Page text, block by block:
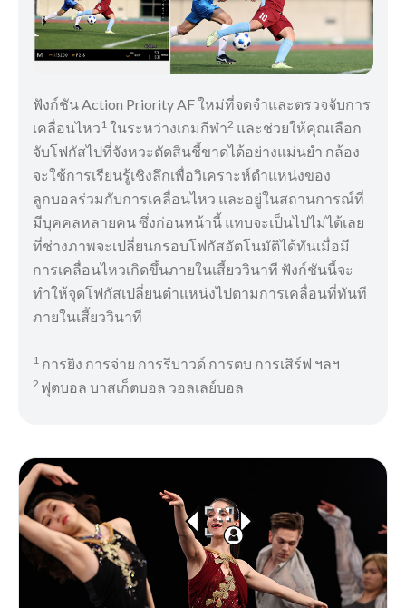
ฟังก์ชัน Action Priority AF ใหม่ที่จดจำและตรวจจับการ
เคลื่อนไหว 1 ในระหว่างเกมกีฬา2 และช่วยให้คุณเลือก
จับโฟกัสไปที่จังหวะตัดสินชี้ขาดได้อย่างแม่นยำ กล้อง
จะใช้การเรียนรู้เชิงลึกเพื่อวิเคราะห์ตำแหน่งของ
ลูกบอลร่วมกับการเคลื่อนไหว และอยู่ในสถานการณ์ที่
มีบุคคลหลายคน ซึ่งก่อนหน้านี้ แทบจะเป็นไปไม่ได้เลย
ที่ช่างภาพจะเปลี่ยนกรอบโฟกัสอัตโนมัติได้ทันเมื่อมี
การเคลื่อนไหวเกิดขึ้นภายในเสี้ยววินาที ฟังก์ชันนี้จะ
ทำให้จุดโฟกัสเปลี่ยนตำแหน่งไปตามการเคลื่อนที่ทันที
ภายในเสี้ยววินาที
1 การยิง การจ่าย การรีบาวด์ การตบ การเสิร์ฟ ฯลฯ
2 ฟุตบอล บาสเก็ตบอล วอลเลย์บอล